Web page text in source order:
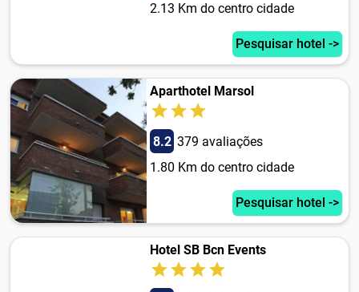
2.13 Km do centro cidade
Pesquisar hotel ->
Aparthotel Marsol
8.2 379 avaliações
1.80 Km do centro cidade
Pesquisar hotel ->
Hotel SB Bcn Events